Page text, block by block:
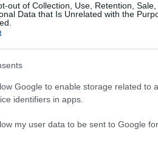
out of Collection, Use, Retention,
Data that Is Unrelated with the
Google to enable storage related to
identifiers in apps.
my user data to be sent to Google